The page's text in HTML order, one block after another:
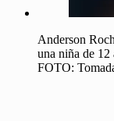
Anderson
una niña de 12
FOTO: